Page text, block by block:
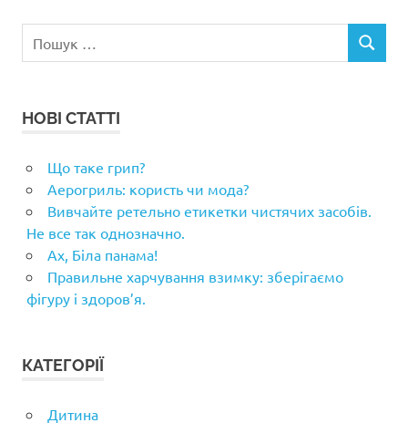
ПОШУК
НОВІ СТАТТІ
Що таке грип?
Аерогриль: користь чи мода?
Вивчайте ретельно етикетки чистячих засобів.
Не все так однозначно.
Ах, Біла панама!
Правильне харчування взимку: зберігаємо
фігуру і здоров’я.
КАТЕГОРІЇ
Дитина